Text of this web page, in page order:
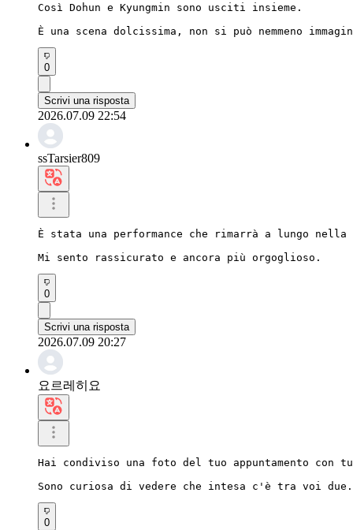
Così Dohun e Kyungmin sono usciti insieme.
È una scena dolcissima, non si può nemmeno
0
Scrivi una risposta
2026.07.09 22:54
ssTarsier809
È stata una performance che rimarrà a lungo nella
Mi sento rassicurato e ancora più orgoglioso.
0
Scrivi una risposta
2026.07.09 20:27
요르레히요
Hai condiviso una foto del tuo appuntamento con
Sono curiosa di vedere che intesa c'è tra voi due.
0